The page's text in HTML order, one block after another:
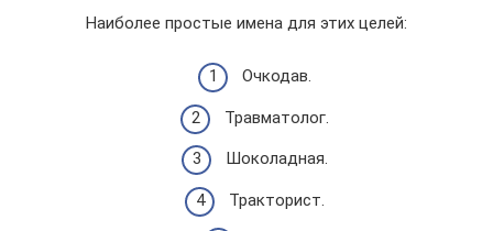
Наиболее простые имена для этих целей:
Очкодав.
Травматолог.
Шоколадная.
Тракторист.